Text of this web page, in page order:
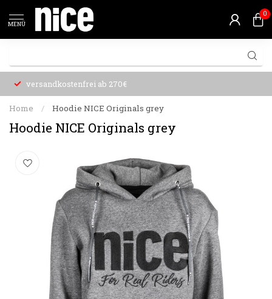
MENÜ
0
versandkostenfrei ab 270€
Home / Hoodie NICE Originals grey
Hoodie NICE Originals grey